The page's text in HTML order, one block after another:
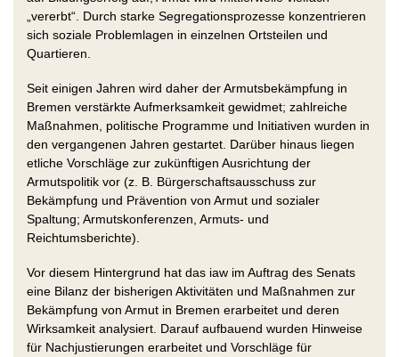
„vererbt“. Durch starke Segregationsprozesse konzentrieren
sich soziale Problemlagen in einzelnen Ortsteilen und
Quartieren.
Seit einigen Jahren wird daher der Armutsbekämpfung in
Bremen verstärkte Aufmerksamkeit gewidmet; zahlreiche
Maßnahmen, politische Programme und Initiativen wurden in
den vergangenen Jahren gestartet. Darüber hinaus liegen
etliche Vorschläge zur zukünftigen Ausrichtung der
Armutspolitik vor (z. B. Bürgerschaftsausschuss zur
Bekämpfung und Prävention von Armut und sozialer
Spaltung; Armutskonferenzen, Armuts- und
Reichtumsberichte).
Vor diesem Hintergrund hat das iaw im Auftrag des Senats
eine Bilanz der bisherigen Aktivitäten und Maßnahmen zur
Bekämpfung von Armut in Bremen erarbeitet und deren
Wirksamkeit analysiert. Darauf aufbauend wurden Hinweise
für Nachjustierungen erarbeitet und Vorschläge für